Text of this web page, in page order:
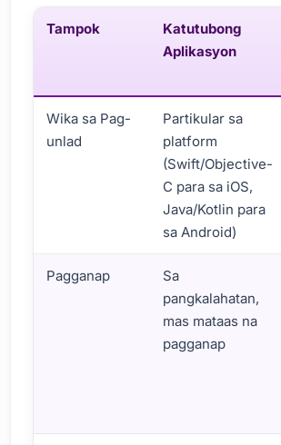
Tampok
Katutubong
Aplikasyon
Wika sa Pag-
unlad
Partikular sa
platform
(Swift/Objective-
C para sa iOS,
Java/Kotlin para
sa Android)
Pagganap
Sa
pangkalahatan,
mas mataas na
pagganap